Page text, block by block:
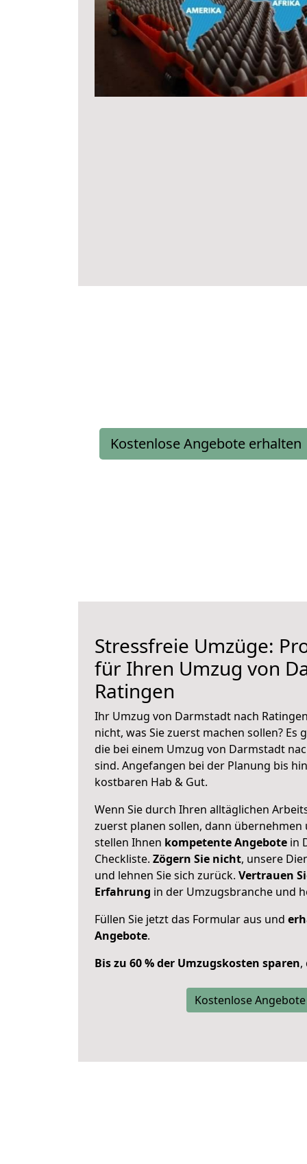
Kostenlose Angebote erhalten
Stressfreie Umzüge:
für Ihren Umzug von
Ratingen
Ihr Umzug von Darmstadt nach
nicht, was Sie zuerst machen sollen?
die bei einem Umzug von Darmstadt
sind. Angefangen bei der Planung bis
kostbaren Hab & Gut.
Wenn Sie durch Ihren alltäglichen
zuerst planen sollen, dann
stellen Ihnen kompetente Angebote in
Checkliste. Zögern Sie nicht, unsere
und lehnen Sie sich zurück. Vertrauen
Erfahrung in der Umzugsbranche und
Füllen Sie jetzt das Formular aus und
Angebote.
Bis zu 60 % der Umzugskosten sparen,
Kostenlose